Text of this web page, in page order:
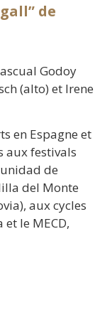
de
Godoy
(alto) et Irene
en Espagne et
aux festivals
de
del Monte
aux cycles
le MECD,